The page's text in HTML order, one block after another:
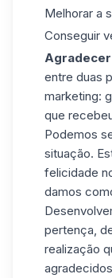
Melhorar a
Conseguir
Agradecer
entre duas
marketing:
que
Podemos
situação.
felicidade
damos
pertença,
realização